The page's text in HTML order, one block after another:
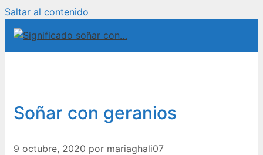
Saltar al contenido
Soñar con geranios
9 octubre, 2020 por mariaghali07